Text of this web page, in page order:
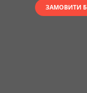
ЗАМОВИТИ